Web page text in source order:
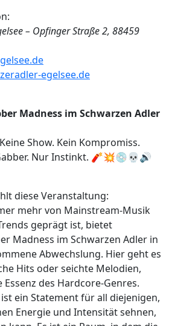
– Opfinger Straße 2, 88459
egelsee.de
Madness im Schwarzen Adler
Show. Kein Kompromiss.
Nur Instinkt. 🧨💥💿💀🔊
diese Veranstaltung:
mehr von Mainstream-Musik
geprägt ist, bietet
Madness im Schwarzen Adler in
Abwechslung. Hier geht es
Hits oder seichte Melodien,
des Hardcore-Genres.
ein Statement für all diejenigen,
Energie und Intensität sehnen,